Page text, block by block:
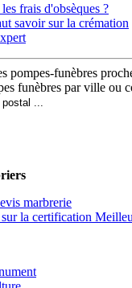
frais d'obsèques ?
savoir sur la crémation
pompes-funèbres
funèbres par ville ou
marbrerie
la certification